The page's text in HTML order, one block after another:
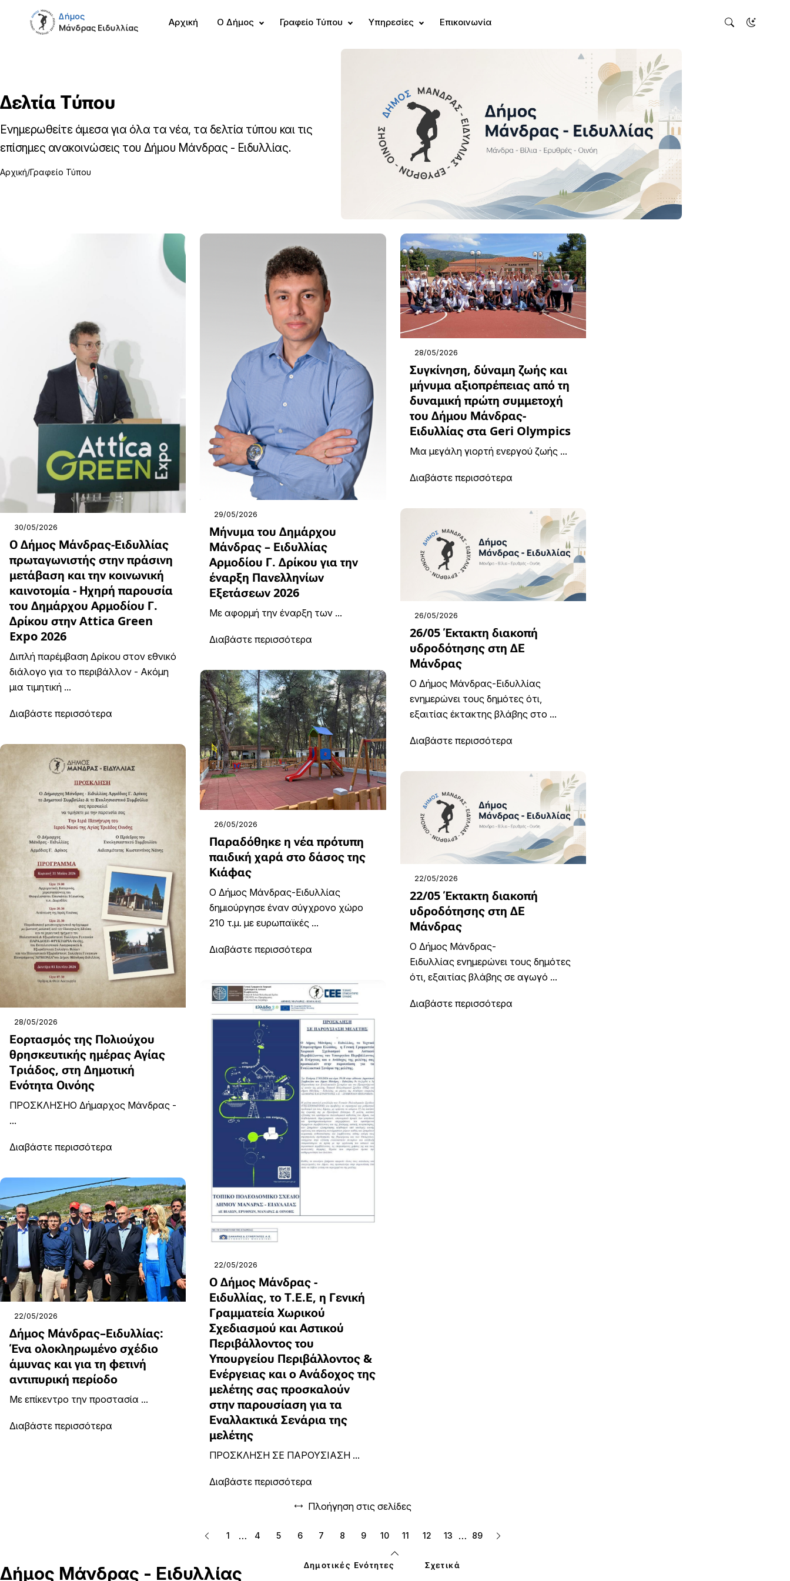
Αρχική Ο Δήμος Γραφείο Τύπου Υπηρεσίες Επικοινωνία
Δελτία Τύπου
Ενημερωθείτε άμεσα για όλα τα νέα, τα δελτία τύπου και τις
επίσημες ανακοινώσεις του Δήμου Μάνδρας - Ειδυλλίας.
Αρχική Γραφείο Τύπου
30/05/2026
Ο Δήμος Μάνδρας-Ειδυλλίας
πρωταγωνιστής στην πράσινη
μετάβαση και την κοινωνική
καινοτομία - Ηχηρή παρουσία
του Δημάρχου Αρμοδίου Γ.
Δρίκου στην Attica Green
Expo 2026
Διπλή παρέμβαση Δρίκου στον εθνικό
διάλογο για το περιβάλλον - Ακόμη
μια τιμητική ...
Διαβάστε περισσότερα
29/05/2026
Μήνυμα του Δημάρχου
Μάνδρας – Ειδυλλίας
Αρμοδίου Γ. Δρίκου για την
έναρξη Πανελληνίων
Εξετάσεων 2026
Με αφορμή την έναρξη των ...
Διαβάστε περισσότερα
28/05/2026
Συγκίνηση, δύναμη ζωής και
μήνυμα αξιοπρέπειας από τη
δυναμική πρώτη συμμετοχή
του Δήμου Μάνδρας-
Ειδυλλίας στα Geri Olympics
Μια μεγάλη γιορτή ενεργού ζωής ...
Διαβάστε περισσότερα
28/05/2026
Εορτασμός της Πολιούχου
θρησκευτικής ημέρας Αγίας
Τριάδος, στη Δημοτική
Ενότητα Οινόης
ΠΡΟΣΚΛΗΣΗΟ Δήμαρχος Μάνδρας -
...
Διαβάστε περισσότερα
26/05/2026
Παραδόθηκε η νέα πρότυπη
παιδική χαρά στο δάσος της
Κιάφας
Ο Δήμος Μάνδρας-Ειδυλλίας
δημιούργησε έναν σύγχρονο χώρο
210 τ.μ. με ευρωπαϊκές ...
Διαβάστε περισσότερα
26/05/2026
26/05 Έκτακτη διακοπή
υδροδότησης στη ΔΕ
Μάνδρας
Ο Δήμος Μάνδρας-Ειδυλλίας
ενημερώνει τους δημότες ότι,
εξαιτίας έκτακτης βλάβης στο ...
Διαβάστε περισσότερα
22/05/2026
Δήμος Μάνδρας–Ειδυλλίας:
Ένα ολοκληρωμένο σχέδιο
άμυνας και για τη φετινή
αντιπυρική περίοδο
Με επίκεντρο την προστασία ...
Διαβάστε περισσότερα
22/05/2026
Ο Δήμος Μάνδρας -
Ειδυλλίας, το Τ.Ε.Ε, η Γενική
Γραμματεία Χωρικού
Σχεδιασμού και Αστικού
Περιβάλλοντος του
Υπουργείου Περιβάλλοντος &
Ενέργειας και ο Ανάδοχος της
μελέτης σας προσκαλούν
στην παρουσίαση για τα
Εναλλακτικά Σενάρια της
μελέτης
ΠΡΟΣΚΛΗΣΗ ΣΕ ΠΑΡΟΥΣΙΑΣΗ ...
Διαβάστε περισσότερα
22/05/2026
22/05 Έκτακτη διακοπή
υδροδότησης στη ΔΕ
Μάνδρας
Ο Δήμος Μάνδρας-
Ειδυλλίας ενημερώνει τους δημότες
ότι, εξαιτίας βλάβης σε αγωγό ...
Διαβάστε περισσότερα
Πλοήγηση στις σελίδες
1 … 4 5 6 7 8 9 10 11 12 13 … 89
Δήμος Μάνδρας - Ειδυλλίας Δημοτικές Ενότητες Σχετικά